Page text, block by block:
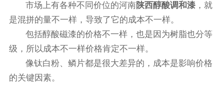
市场上有各种不同价位的河南陕西醇酸调和漆 ，就
是混拼的量不一样，导致了它的成本不一样。
包括醇酸磁漆的价格不一样，也是因为树脂也分等
级，所以成本不一样价格肯定不一样。
像钛白粉、鳞片都是很大差异的，成本是影响价格
的关键因素。